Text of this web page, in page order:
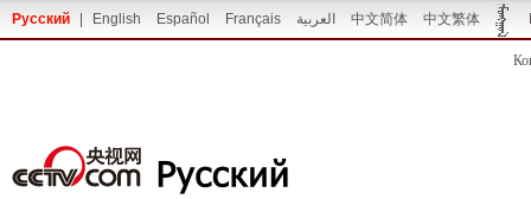
Русский English Español Français العربية 中文简体 中文繁体